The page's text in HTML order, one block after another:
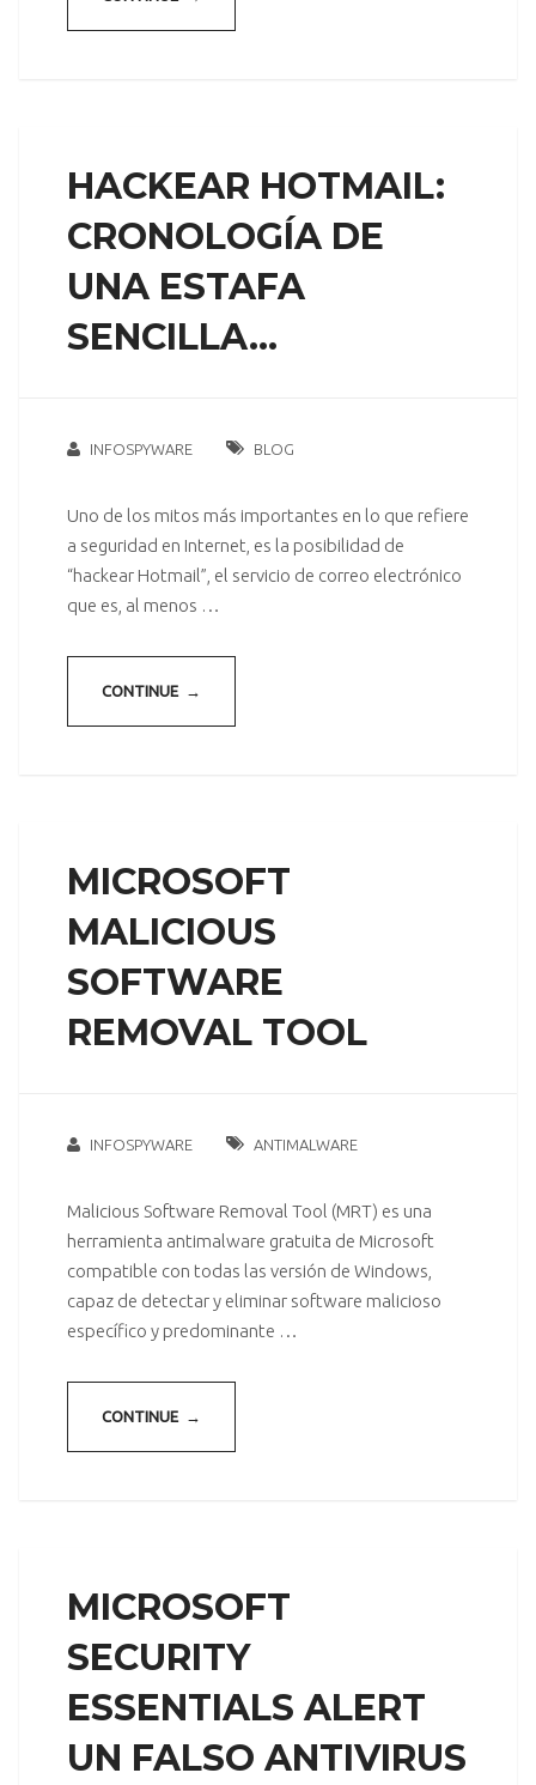
HACKEAR HOTMAIL:
CRONOLOGÍA DE
UNA ESTAFA
SENCILLA…
INFOSPYWARE BLOG
Uno de los mitos más importantes en lo que refiere
a seguridad en Internet, es la posibilidad de
“hackear Hotmail”, el servicio de correo electrónico
que es, al menos …
CONTINUE →
MICROSOFT
MALICIOUS
SOFTWARE
REMOVAL TOOL
INFOSPYWARE ANTIMALWARE
Malicious Software Removal Tool (MRT) es una
herramienta antimalware gratuita de Microsoft
compatible con todas las versión de Windows,
capaz de detectar y eliminar software malicioso
específico y predominante …
CONTINUE →
MICROSOFT
SECURITY
ESSENTIALS ALERT
UN FALSO ANTIVIRUS